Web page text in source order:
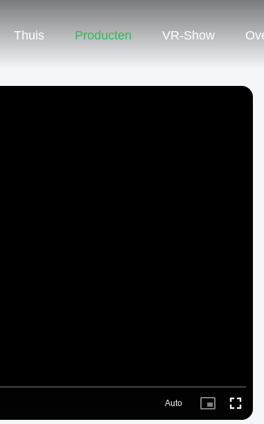
Thuis Producten VR-Show
Auto
Picture- Fullscreen